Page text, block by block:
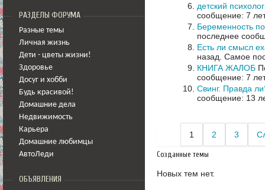
РАЗДЕЛЫ ФОРУМА
Разные темы
Личная жизнь
Дети - цветы жизни!
Здоровье
Досуг и хобби
Будь красивой!
Домашние дела
Недвижимость
Карьера
Домашние любимцы
АвтоЛеди
ОБЪЯВЛЕНИЯ
детский психолог
сообщение: 7
Беременность
последнее
Есть ли смысл
назад. Самое
КНИГА ЖАЛОБ
сообщение: 7
Свинг. Правда
сообщение: 13
1 2 3
Созданные темы
Новых тем нет.